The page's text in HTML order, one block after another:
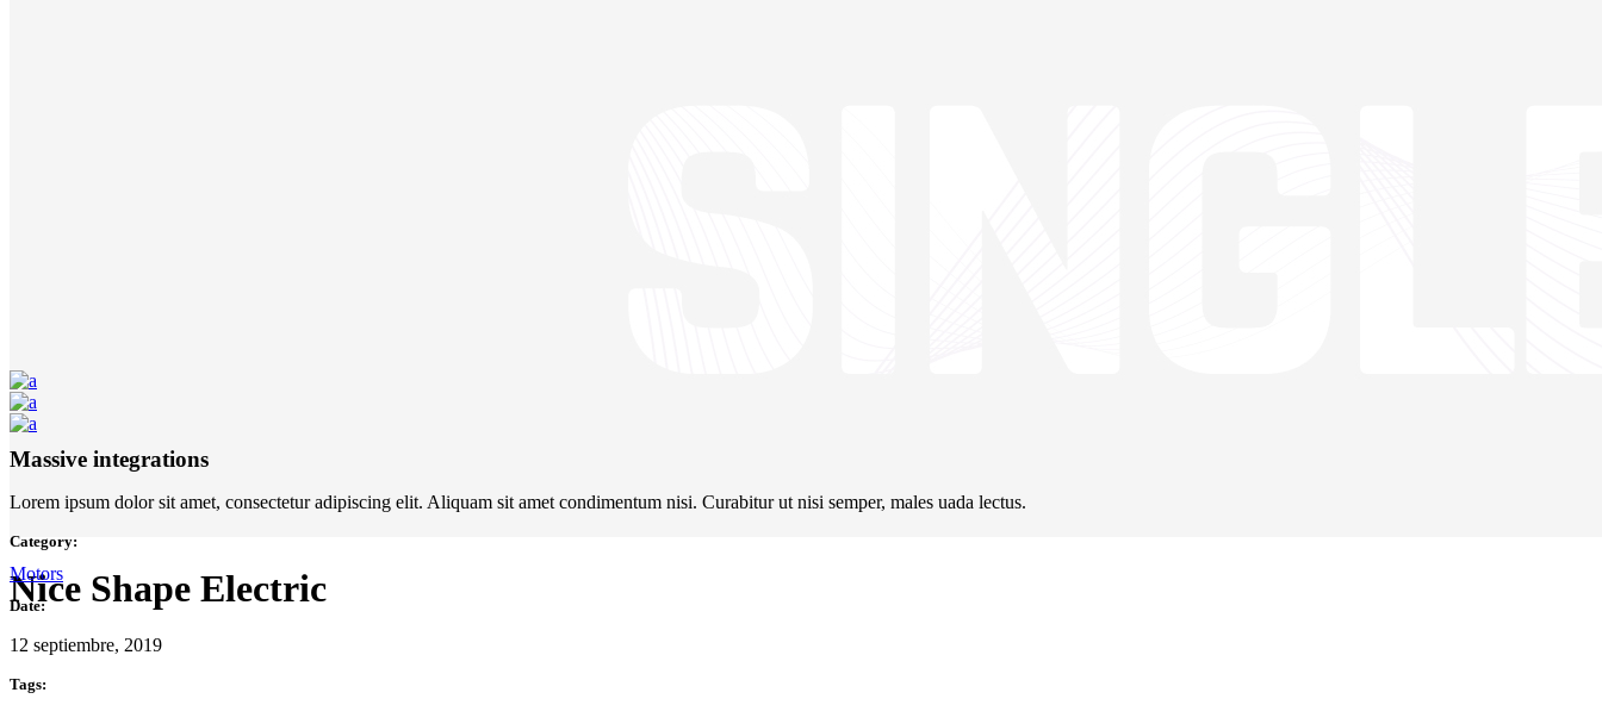
Nice Shape Electric
Massive integrations
Lorem ipsum dolor sit amet, consectetur adipiscing elit. Aliquam sit amet condimentum nisi. Curabitur ut nisi semper, males uada lectus.
Category:
Motors
Date:
12 septiembre, 2019
Tags: